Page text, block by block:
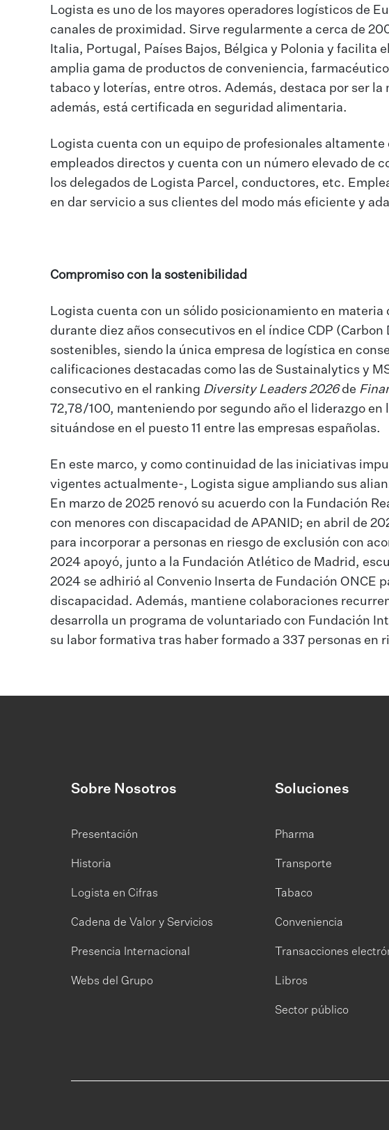
Logista es uno de los mayores operadores logísticos de
canales de proximidad. Sirve regularmente a cerca de
Italia, Portugal, Países Bajos, Bélgica y Polonia y facilita
amplia gama de productos de conveniencia,
tabaco y loterías, entre otros. Además, destaca por ser la
además, está certificada en seguridad alimentaria.
Logista cuenta con un equipo de profesionales
empleados directos y cuenta con un número elevado de
los delegados de Logista Parcel, conductores, etc.
en dar servicio a sus clientes del modo más eficiente y
Compromiso con la sostenibilidad
Logista cuenta con un sólido posicionamiento en
durante diez años consecutivos en el índice CDP
sostenibles, siendo la única empresa de logística en
calificaciones destacadas como las de Sustainalytics y
consecutivo en el ranking Diversity Leaders 2026de
72,78/100, manteniendo por segundo año el liderazgo en
situándose en el puesto 11 entre las empresas españolas.
En este marco, y como continuidad de las iniciativas
vigentes actualmente-, Logista sigue ampliando sus
En marzo de 2025 renovó su acuerdo con la Fundación
con menores con discapacidad de APANID; en abril de
para incorporar a personas en riesgo de exclusión con
2024 apoyó, junto a la Fundación Atlético de Madrid,
2024 se adhirió al Convenio Inserta de Fundación ONCE
discapacidad. Además, mantiene colaboraciones
desarrolla un programa de voluntariado con Fundación
su labor formativa tras haber formado a 337 personas en
Sobre Nosotros
Presentación
Historia
Logista en Cifras
Cadena de Valor y Servicios
Presencia Internacional
Webs del Grupo
Soluciones
Pharma
Transporte
Tabaco
Conveniencia
Transacciones
Libros
Sector público